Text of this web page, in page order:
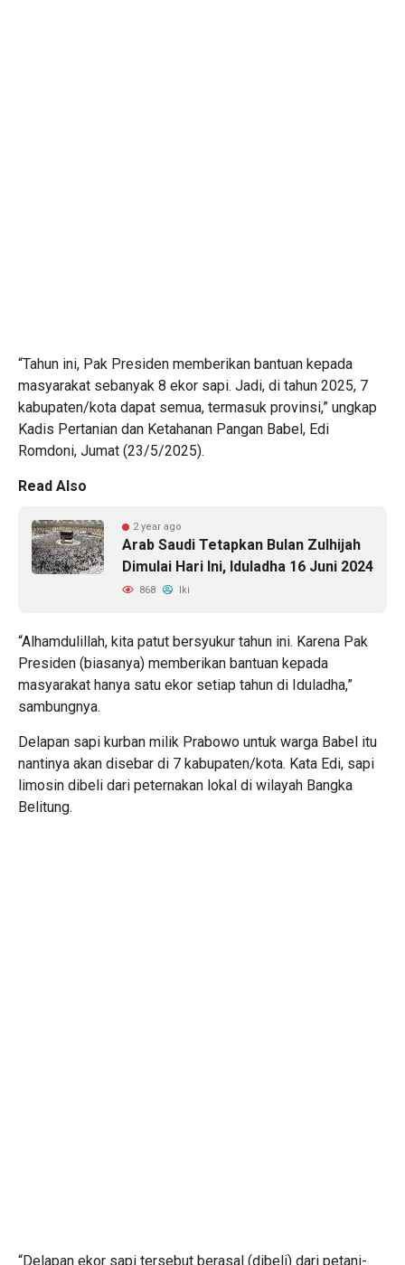
“Tahun ini, Pak Presiden memberikan bantuan kepada
masyarakat sebanyak 8 ekor sapi. Jadi, di tahun 2025, 7
kabupaten/kota dapat semua, termasuk provinsi,” ungkap
Kadis Pertanian dan Ketahanan Pangan Babel, Edi
Romdoni, Jumat (23/5/2025).
Read Also
2 year ago
Arab Saudi Tetapkan Bulan Zulhijah
Dimulai Hari Ini, Iduladha 16 Juni 2024
868 Iki
“Alhamdulillah, kita patut bersyukur tahun ini. Karena Pak
Presiden (biasanya) memberikan bantuan kepada
masyarakat hanya satu ekor setiap tahun di Iduladha,”
sambungnya.
Delapan sapi kurban milik Prabowo untuk warga Babel itu
nantinya akan disebar di 7 kabupaten/kota. Kata Edi, sapi
limosin dibeli dari peternakan lokal di wilayah Bangka
Belitung.
“Delapan ekor sapi tersebut berasal (dibeli) dari petani-